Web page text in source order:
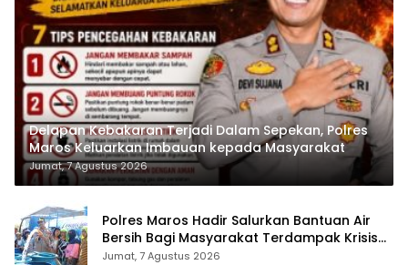
Delapan Kebakaran Terjadi Dalam Sepekan, Polres
Maros Keluarkan Imbauan kepada Masyarakat
Jumat, 7 Agustus 2026
Polres Maros Hadir Salurkan Bantuan Air
Bersih Bagi Masyarakat Terdampak Krisis
Air Bersih Di Maros
Jumat, 7 Agustus 2026